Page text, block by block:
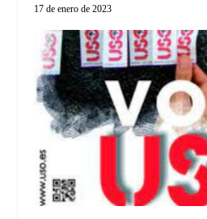
17 de enero de 2023